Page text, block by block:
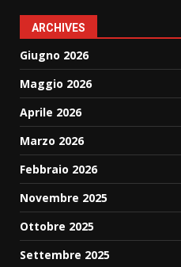
ARCHIVES
Giugno 2026
Maggio 2026
Aprile 2026
Marzo 2026
Febbraio 2026
Novembre 2025
Ottobre 2025
Settembre 2025